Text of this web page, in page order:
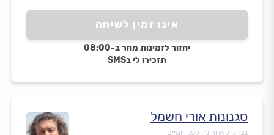
אינו זמין לשיחה
יחזור לזמינות מחר ב-08:00
תזכירו לי בSMS
סגנונות אורי חשמל
נבדק לאחרונה לפני יומיים